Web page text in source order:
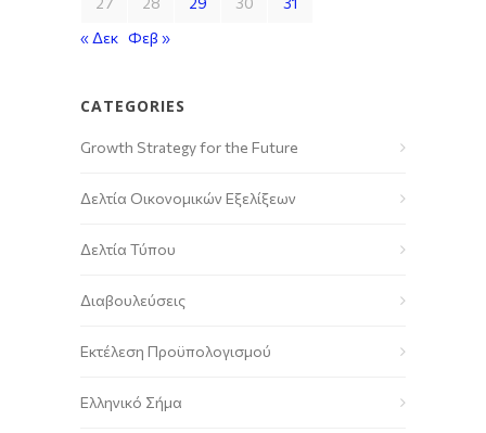
« Δεκ Φεβ »
CATEGORIES
Growth Strategy for the Future
Δελτία Οικονομικών Εξελίξεων
Δελτία Τύπου
Διαβουλεύσεις
Εκτέλεση Προϋπολογισμού
Ελληνικό Σήμα